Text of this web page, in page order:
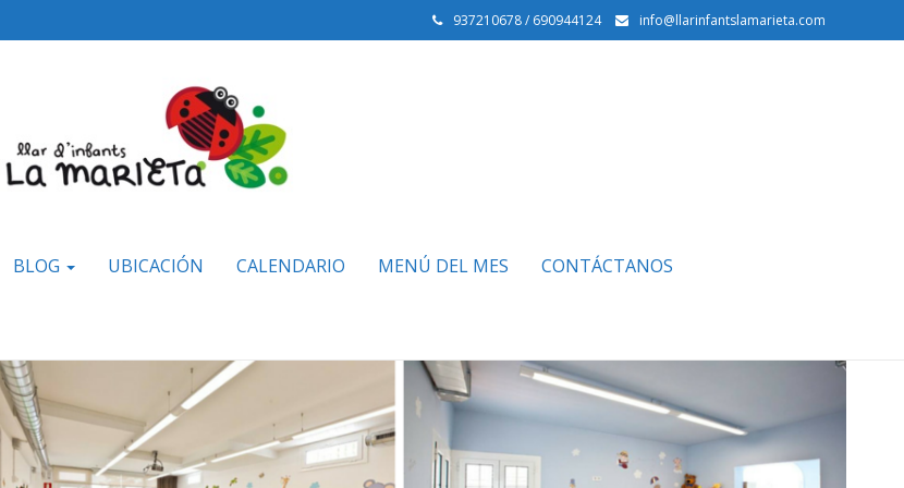
937210678 / 690944124 info@llarinfantslamarieta.com
BLOG UBICACIÓN CALENDARIO MENÚ DEL MES CONTÁCTANOS